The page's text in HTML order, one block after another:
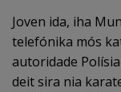
Joven ida, iha
telefónika mós
autoridade
deit sira nia